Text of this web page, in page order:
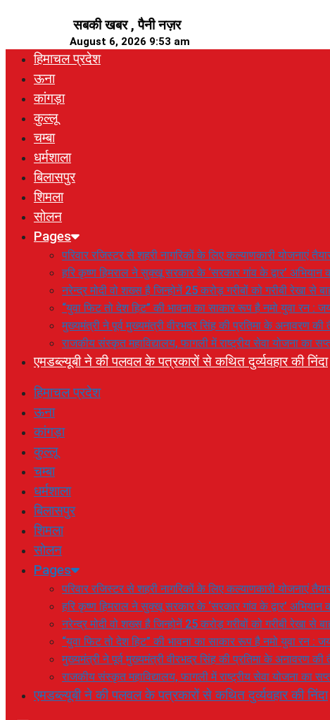
content
सबकी खबर , पैनी नज़र
August 6, 2026 9:53 am
हिमाचल प्रदेश
ऊना
कांगड़ा
कुल्लू
चम्बा
धर्मशाला
बिलासपुर
शिमला
सोलन
Pages
परिवार रजिस्टर से शहरी नागरिकों के लिए कल्याणकारी योजनाएं
हरि कृष्ण हिमराल ने सुक्खू सरकार के ‘सरकार गांव के द्वार’ अभियान
नरेन्द्र मोदी वो शख्स है जिन्होनें 25 करोड़ गरीबों को गरीबी रेखा से
“युवा फिट तो देश हिट” की भावना का साकार रूप है नमो युवा रन :
मुख्यमंत्री ने पूर्व मुख्यमंत्री वीरभद्र सिंह की प्रतिमा के अनावरण की
राजकीय संस्कृत महाविद्यालय, फागली में राष्ट्रीय सेवा योजना का
एमडब्ल्यूबी ने की पलवल के पत्रकारों से कथित दुर्व्यवहार की निंदा
हिमाचल प्रदेश
ऊना
कांगड़ा
कुल्लू
चम्बा
धर्मशाला
बिलासपुर
शिमला
सोलन
Pages
परिवार रजिस्टर से शहरी नागरिकों के लिए कल्याणकारी योजनाएं
हरि कृष्ण हिमराल ने सुक्खू सरकार के ‘सरकार गांव के द्वार’ अभियान
नरेन्द्र मोदी वो शख्स है जिन्होनें 25 करोड़ गरीबों को गरीबी रेखा से
“युवा फिट तो देश हिट” की भावना का साकार रूप है नमो युवा रन :
मुख्यमंत्री ने पूर्व मुख्यमंत्री वीरभद्र सिंह की प्रतिमा के अनावरण की
राजकीय संस्कृत महाविद्यालय, फागली में राष्ट्रीय सेवा योजना का
एमडब्ल्यूबी ने की पलवल के पत्रकारों से कथित दुर्व्यवहार की निंदा